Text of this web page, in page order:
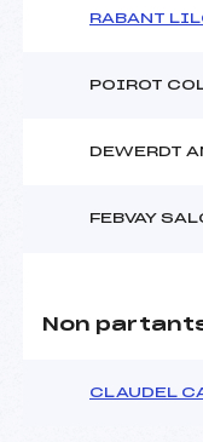
RABANT
POIROT
DEWERDT
FEBVAY
Non
CLAUDEL